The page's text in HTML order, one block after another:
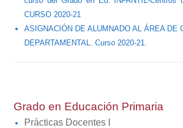
CURSO 2020-21
ASIGNACIÓN DE ALUMNADO AL ÁREA DE
DEPARTAMENTAL. Curso 2020-21.
Grado en Educación Primaria
Prácticas Docentes I